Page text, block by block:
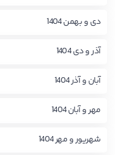
دی و بهمن 1404
آذر و دی 1404
آبان و آذر 1404
مهر و آبان 1404
شهریور و مهر 1404